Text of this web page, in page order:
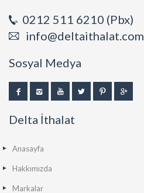
0212 511 6210 (Pbx)
info@deltaithalat.com
Sosyal Medya
Delta İthalat
Anasayfa
Hakkımızda
Markalar